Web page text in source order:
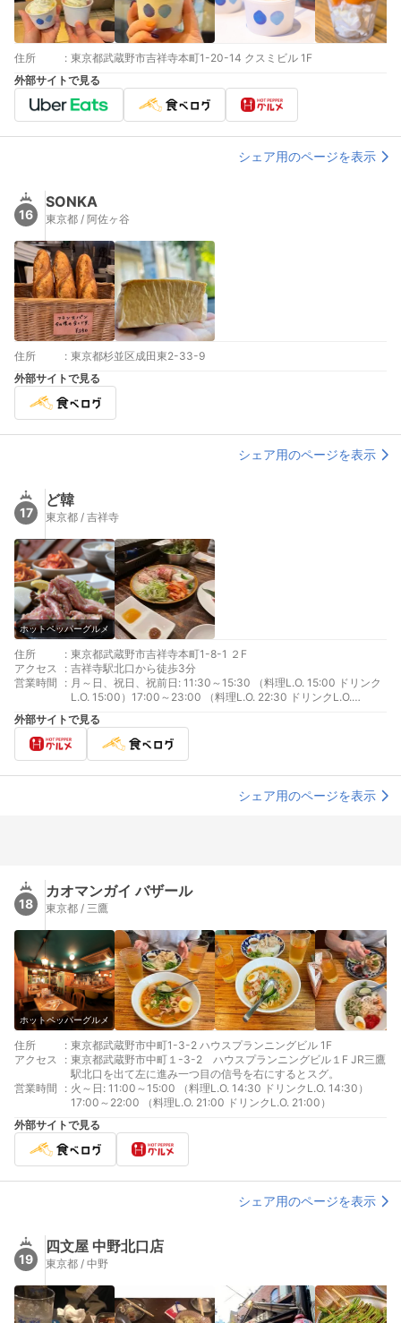
住所 : 東京都武蔵野市吉祥寺本町1-20-14 クスミビル 1F
外部サイトで見る
シェア用のページを表示
16
SONKA
東京都 / 阿佐ヶ谷
住所 : 東京都杉並区成田東2-33-9
外部サイトで見る
シェア用のページを表示
17
ど韓
東京都 / 吉祥寺
ホットペッパーグルメ
住所 : 東京都武蔵野市吉祥寺本町1-8-1 ２F
アクセス
: 吉祥寺駅北口から徒歩3分
営業時間
: 月～日、祝日、祝前日: 11:30～15:30 （料理L.O. 15:00 ドリンク
L.O. 15:00）17:00～23:00 （料理L.O. 22:30 ドリンクL.O.
22:30）
外部サイトで見る
シェア用のページを表示
18
カオマンガイ バザール
東京都 / 三鷹
ホットペッパーグルメ
住所 : 東京都武蔵野市中町1-3-2 ハウスプランニングビル 1F
アクセス
: 東京都武蔵野市中町１-3-2 ハウスプランニングビル１F JR三鷹
駅北口を出て左に進み一つ目の信号を右にするとスグ。
営業時間
: 火～日: 11:00～15:00 （料理L.O. 14:30 ドリンクL.O. 14:30）
17:00～22:00 （料理L.O. 21:00 ドリンクL.O. 21:00）
外部サイトで見る
シェア用のページを表示
19
四文屋 中野北口店
東京都 / 中野